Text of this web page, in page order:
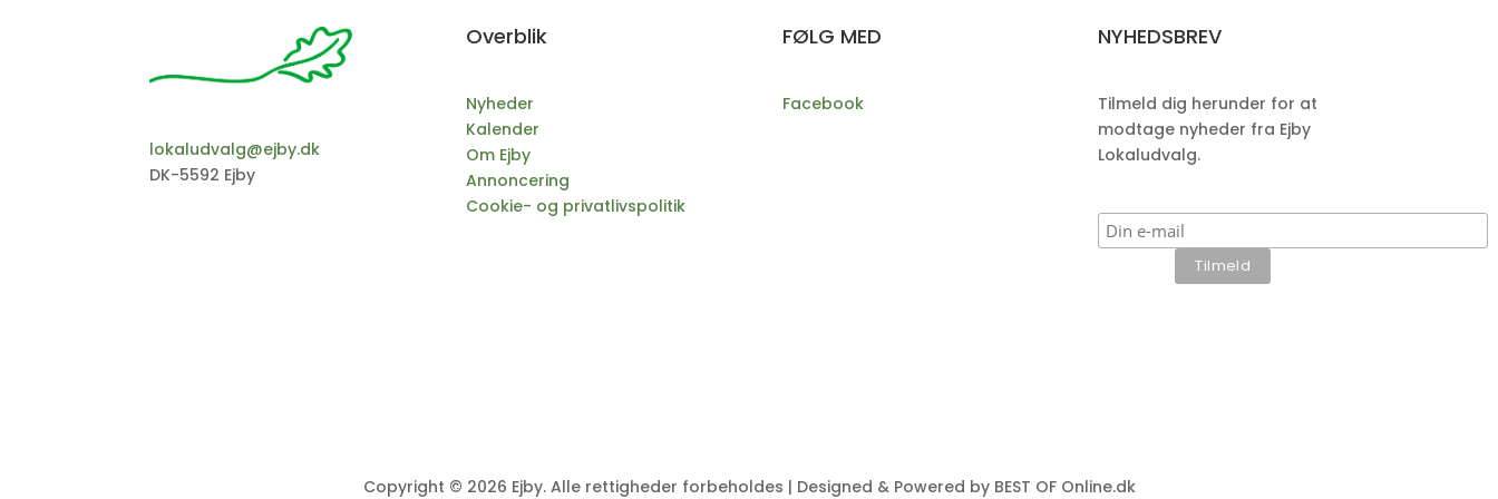
lokaludvalg@ejby.dk
DK-5592 Ejby
Overblik
Nyheder
Kalender
Om Ejby
Annoncering
Cookie- og privatlivspolitik
FØLG MED
Facebook
NYHEDSBREV
Tilmeld dig herunder for at
modtage nyheder fra Ejby
Lokaludvalg.
Copyright © 2026 Ejby. Alle rettigheder forbeholdes | Designed & Powered by BEST OF Online.dk